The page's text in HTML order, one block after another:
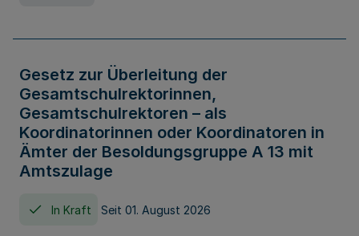
Gesetz zur Überleitung der
Gesamtschulrektorinnen,
Gesamtschulrektoren – als
Koordinatorinnen oder Koordinatoren in
Ämter der Besoldungsgruppe A 13 mit
Amtszulage
In Kraft Seit 01. August 2026